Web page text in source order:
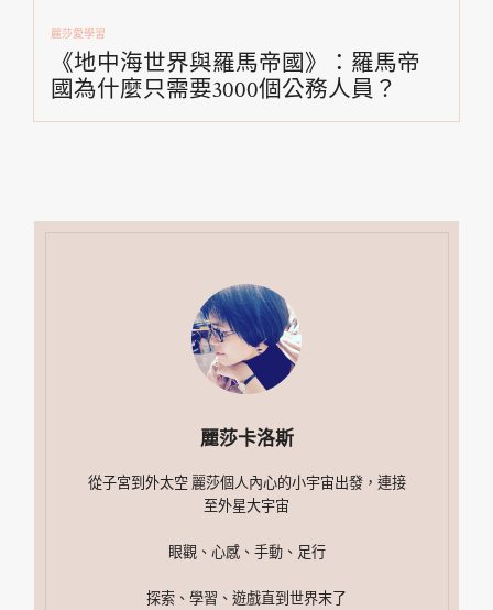
覽
麗莎愛學習
《地中海世界與羅馬帝國》：羅馬帝
國為什麼只需要3000個公務人員？
麗莎卡洛斯
從子宮到外太空 麗莎個人內心的小宇宙出發，連接
至外星大宇宙
眼觀、心感、手動、足行
探索、學習、遊戲直到世界末了